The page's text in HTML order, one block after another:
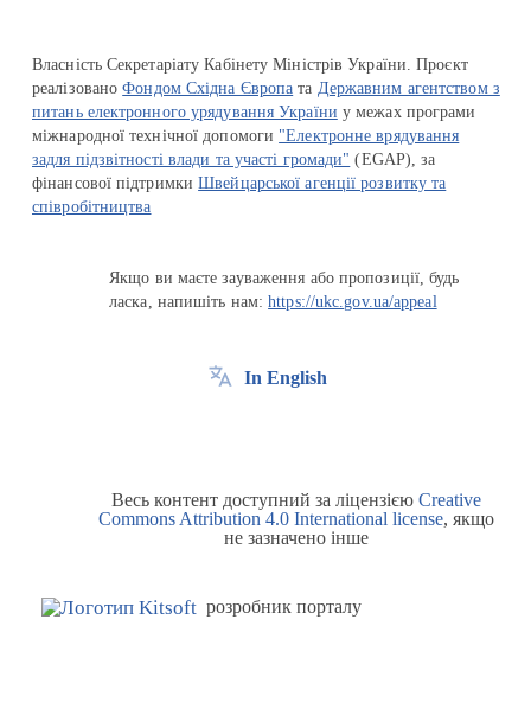
Власність Секретаріату Кабінету Міністрів України. Проєкт
реалізованоФондом Східна Європа та Державним агентством з
питань електронного урядування України у межах програми
міжнародної технічної допомоги "Електронне врядування
задля підзвітності влади та участі громади" (EGAP), за
фінансової підтримкиШвейцарської агенції розвитку та
співробітництва
Якщо ви маєте зауваження або пропозиції, будь
ласка, напишіть нам:https://ukc.gov.ua/appeal
In English
Весь контент доступний за ліцензією Creative
Commons Attribution 4.0 International license, якщо
не зазначено інше
розробник порталу